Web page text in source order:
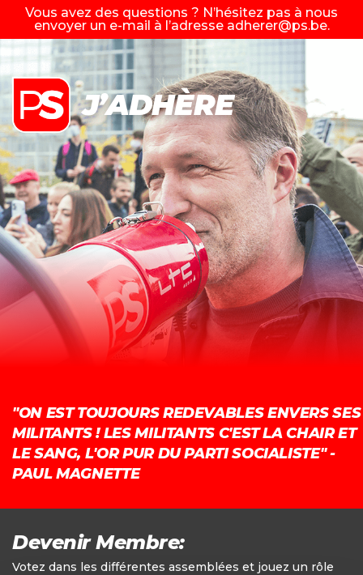
Vous avez des questions ? N’hésitez pas à nous
envoyer un e-mail à l’adresse adherer@ps.be.
J’ADHÈRE
"ON EST TOUJOURS REDEVABLES ENVERS SES
MILITANTS ! LES MILITANTS C'EST LA CHAIR ET
LE SANG, L'OR PUR DU PARTI SOCIALISTE" -
PAUL MAGNETTE
Devenir Membre:
Votez dans les différentes assemblées et jouez un rôle